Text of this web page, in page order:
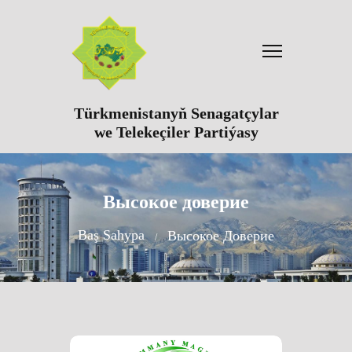
Türkmenistanyň Senagatçylar
we Telekeçiler Partiýasy
Высокое доверие
Baş Sahypa Высокое Доверие